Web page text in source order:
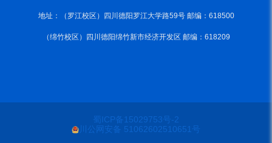
地址：（罗江校区）四川德阳罗江大学路59号 邮编：618500
（绵竹校区）四川德阳绵竹新市经济开发区 邮编：618209
蜀ICP备15029753号-2
川公网安备 51062602510651号